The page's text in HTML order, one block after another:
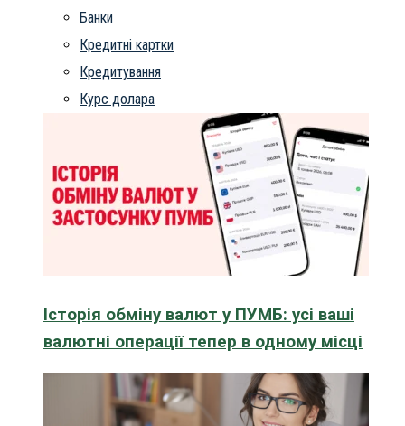
Банки
Кредитні картки
Кредитування
Курс долара
Історія обміну валют у ПУМБ: усі ваші
валютні операції тепер в одному місці